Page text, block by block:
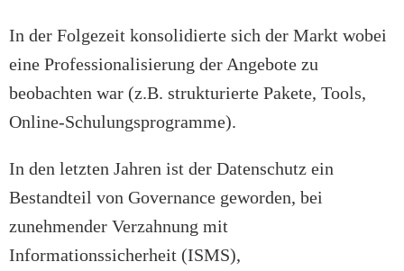
In der Folgezeit konsolidierte sich der Markt wobei
eine Professionalisierung der Angebote zu
beobachten war (z.B. strukturierte Pakete, Tools,
Online-Schulungsprogramme).
In den letzten Jahren ist der Datenschutz ein
Bestandteil von Governance geworden, bei
zunehmender Verzahnung mit
Informationssicherheit (ISMS),